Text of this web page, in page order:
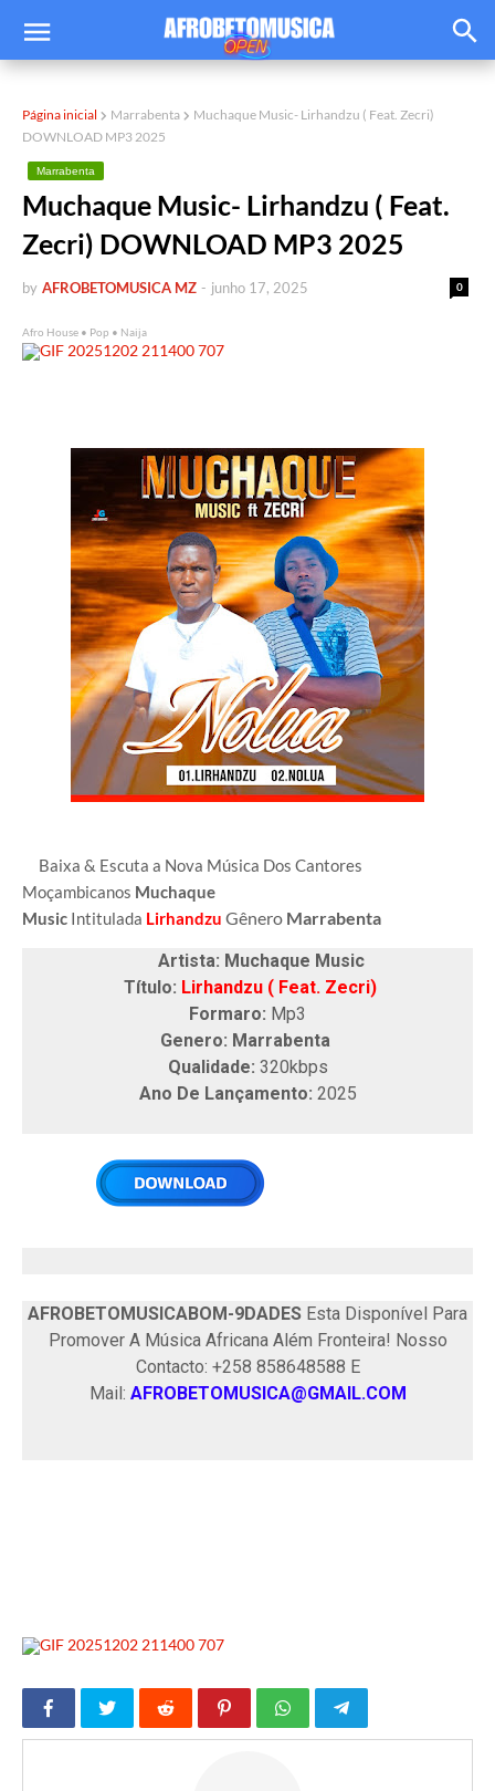
Página inicial Marrabenta
Muchaque Music- Lirhandzu ( Feat. Zecri)
DOWNLOAD MP3 2025
Marrabenta
Muchaque Music- Lirhandzu ( Feat.
Zecri) DOWNLOAD MP3 2025
by AFROBETOMUSICA MZ 0
- junho 17, 2025
Afro House • Pop • Naija
Baixa & Escuta a Nova Música Dos Cantores
Moçambicanos Muchaque
Music Intitulada Lirhandzu Gênero Marrabenta
Artista: Muchaque Music
Título: Lirhandzu ( Feat. Zecri)
Formaro: Mp3
Genero: Marrabenta
Qualidade: 320kbps
Ano De Lançamento: 2025
AFROBETOMUSICABOM-9DADES Esta Disponível Para
Promover A Música Africana Além Fronteira! Nosso
Contacto: +258 858648588 E
Mail: AFROBETOMUSICA@GMAIL.COM